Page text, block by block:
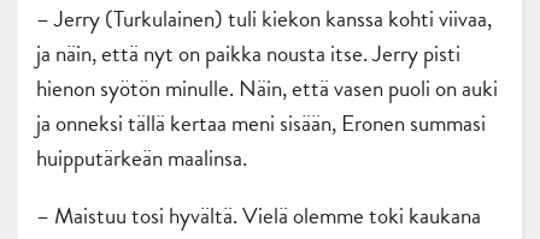
– Jerry (Turkulainen) tuli kiekon kanssa kohti viivaa,
ja näin, että nyt on paikka nousta itse. Jerry pisti
hienon syötön minulle. Näin, että vasen puoli on auki
ja onneksi tällä kertaa meni sisään, Eronen summasi
huipputärkeän maalinsa.
– Maistuu tosi hyvältä. Vielä olemme toki kaukana